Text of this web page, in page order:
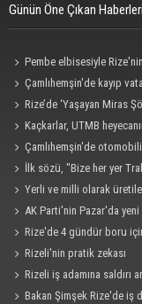
Günün Öne Çıkan Haberleri
Pembe elbisesiyle
Çamlıhemşin'de kayıp
Rize’de ‘Yaşayan Miras
Kaçkarlar, UTMB
Çamlıhemşin'de
İlk sözü, "Bize her yer
Yerli ve milli olarak
AK Parti'nin Pazar'da yeni
Rize'de 4 gündür boru
Rizeli'nin pratik zekası
Rizeli iş adamına saldırı
Bakan Şimşek Rize'de iş